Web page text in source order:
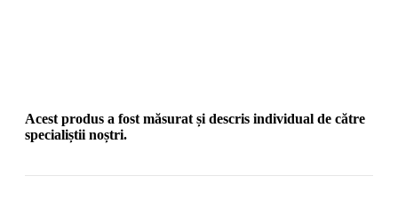
Acest produs a fost măsurat și descris individual de către
specialiștii noștri.